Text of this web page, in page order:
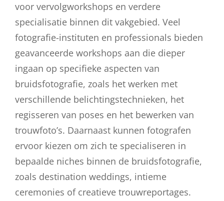
voor vervolgworkshops en verdere
specialisatie binnen dit vakgebied. Veel
fotografie-instituten en professionals bieden
geavanceerde workshops aan die dieper
ingaan op specifieke aspecten van
bruidsfotografie, zoals het werken met
verschillende belichtingstechnieken, het
regisseren van poses en het bewerken van
trouwfoto’s. Daarnaast kunnen fotografen
ervoor kiezen om zich te specialiseren in
bepaalde niches binnen de bruidsfotografie,
zoals destination weddings, intieme
ceremonies of creatieve trouwreportages.